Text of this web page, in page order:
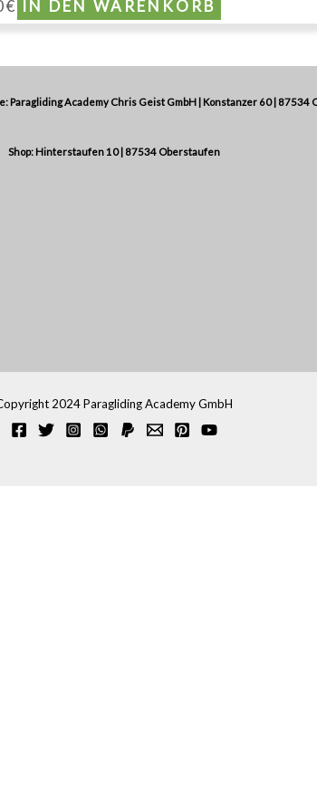
€ IN DEN WARENKORB
Paragliding Academy Chris Geist GmbH | Konstanzer 60 | 87534
Shop: Hinterstaufen 10 | 87534 Oberstaufen
2024 Paragliding Academy GmbH